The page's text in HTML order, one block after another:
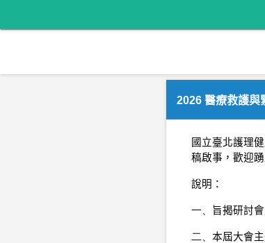
2026 醫療救護與
國立臺北護理
稿啟事，歡迎
說明 ：
一、 旨揭研討
二、 本屆大會